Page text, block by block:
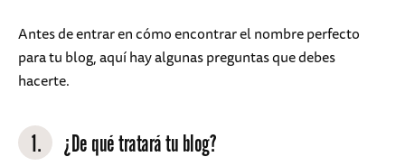
Antes de entrar en cómo encontrar el nombre perfecto
para tu blog, aquí hay algunas preguntas que debes
hacerte.
1. ¿De qué tratará tu blog?